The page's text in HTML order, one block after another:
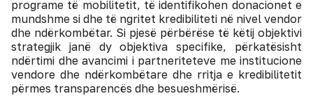
programe të mobilitetit, të identifikohen donacionet e
mundshme si dhe të ngritet kredibiliteti në nivel vendor
dhe ndërkombëtar. Si pjesë përbërëse të këtij objektivi
strategjik janë dy objektiva specifike, përkatësisht
ndërtimi dhe avancimi i partneriteteve me institucione
vendore dhe ndërkombëtare dhe rritja e kredibilitetit
përmes transparencës dhe besueshmërisë.